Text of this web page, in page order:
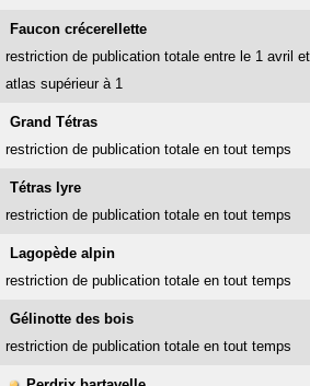
Faucon crécerellette
restriction de publication totale entre le 1 avril
atlas supérieur à 1
Grand Tétras
restriction de publication totale en tout temps
Tétras lyre
restriction de publication totale en tout temps
Lagopède alpin
restriction de publication totale en tout temps
Gélinotte des bois
restriction de publication totale en tout temps